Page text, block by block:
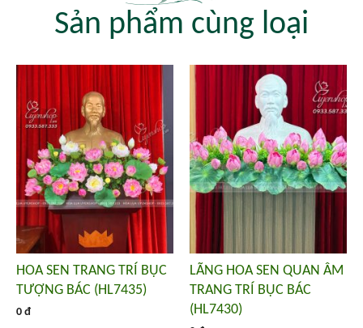
Sản phẩm cùng loại
HOA SEN TRANG TRÍ BỤC
TƯỢNG BÁC (HL7435)
0 đ
LÃNG HOA SEN QUAN ÂM
TRANG TRÍ BỤC BÁC
(HL7430)